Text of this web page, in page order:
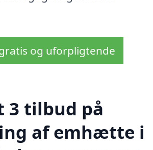
og uforpligtende
3 tilbud på
af emhætte i